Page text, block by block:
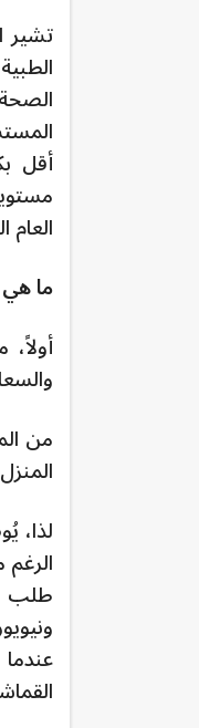
تشير
أقل
ما هي
من
لذا،
طلب